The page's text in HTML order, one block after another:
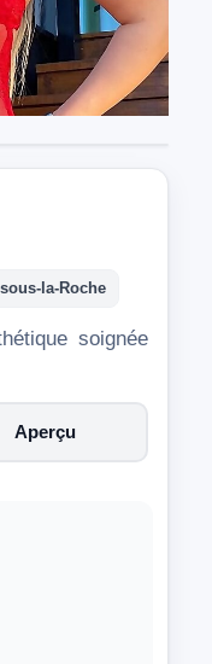
la-Roche
soignée
Aperçu